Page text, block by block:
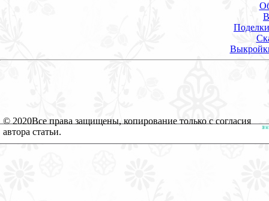
© 2020Все права защищены, копирование только с согласия
автора статьи.